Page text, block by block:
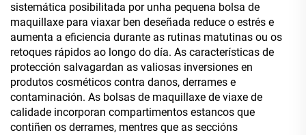
sistemática posibilitada por unha pequena bolsa de
maquillaxe para viaxar ben deseñada reduce o estrés e
aumenta a eficiencia durante as rutinas matutinas ou os
retoques rápidos ao longo do día. As características de
protección salvagardan as valiosas inversiones en
produtos cosméticos contra danos, derrames e
contaminación. As bolsas de maquillaxe de viaxe de
calidade incorporan compartimentos estancos que
contiñen os derrames, mentres que as seccións